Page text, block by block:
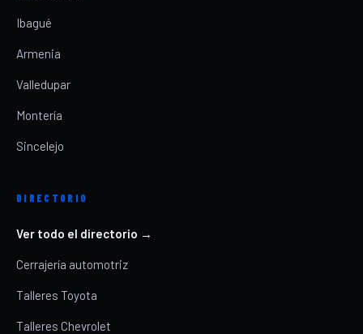
Ibagué
Armenia
Valledupar
Montería
Sincelejo
DIRECTORIO
Ver todo el directorio →
Cerrajería automotriz
Talleres Toyota
Talleres Chevrolet